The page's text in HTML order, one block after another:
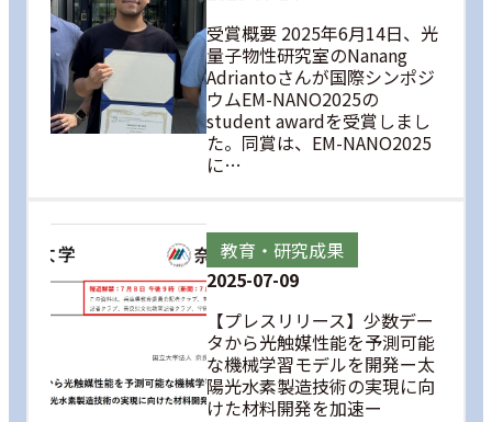
受賞概要 2025年6月14日、光
量子物性研究室のNanang
Adriantoさんが国際シンポジ
ウムEM-NANO2025の
student awardを受賞しまし
た。同賞は、EM-NANO2025
に…
教育・研究成果
2025-07-09
【プレスリリース】少数デー
タから光触媒性能を予測可能
な機械学習モデルを開発ー太
陽光水素製造技術の実現に向
けた材料開発を加速ー